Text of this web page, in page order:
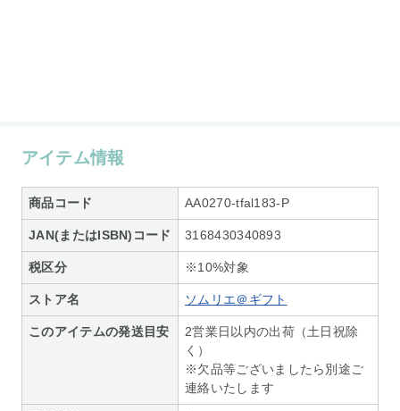
アイテム情報
商品コード AA0270-tfal183-P
JAN(またはISBN)コード 3168430340893
税区分 ※10%対象
ストア名 ソムリエ＠ギフト
このアイテムの発送目安
2営業日以内の出荷（土日祝除
く）
※欠品等ございましたら別途ご
連絡いたします